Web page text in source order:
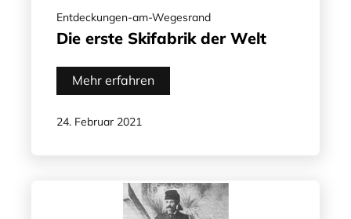
Entdeckungen-am-Wegesrand
Die erste Skifabrik der Welt
Mehr erfahren
24. Februar 2021